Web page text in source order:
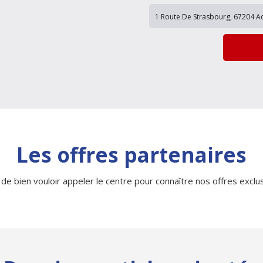
Les offres partenaires
bien vouloir appeler le centre pour connaître nos offres